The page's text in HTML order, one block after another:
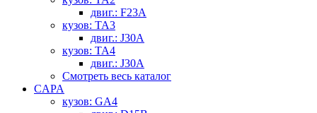
двиг.: F23A
кузов: TA3
двиг.: J30A
кузов: TA4
двиг.: J30A
Смотреть весь каталог
CAPA
кузов: GA4